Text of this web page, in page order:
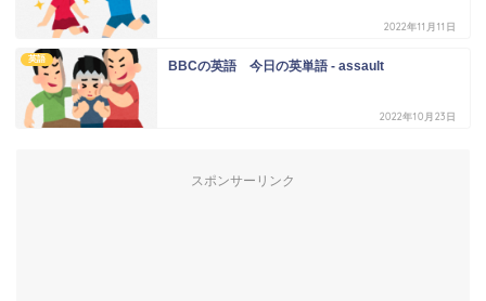
2022年11月11日
英語 BBCの英語 今日の英単語 - assault
2022年10月23日
スポンサーリンク